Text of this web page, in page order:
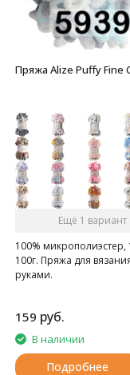
Пряжа Alize Puffy Fine
Ещё 1 вариант
100% микрополиэстер,
100г. Пряжа для
руками.
159 руб.
В наличии
Подробнее